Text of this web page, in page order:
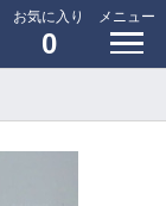
お気に入り
0
メニュー